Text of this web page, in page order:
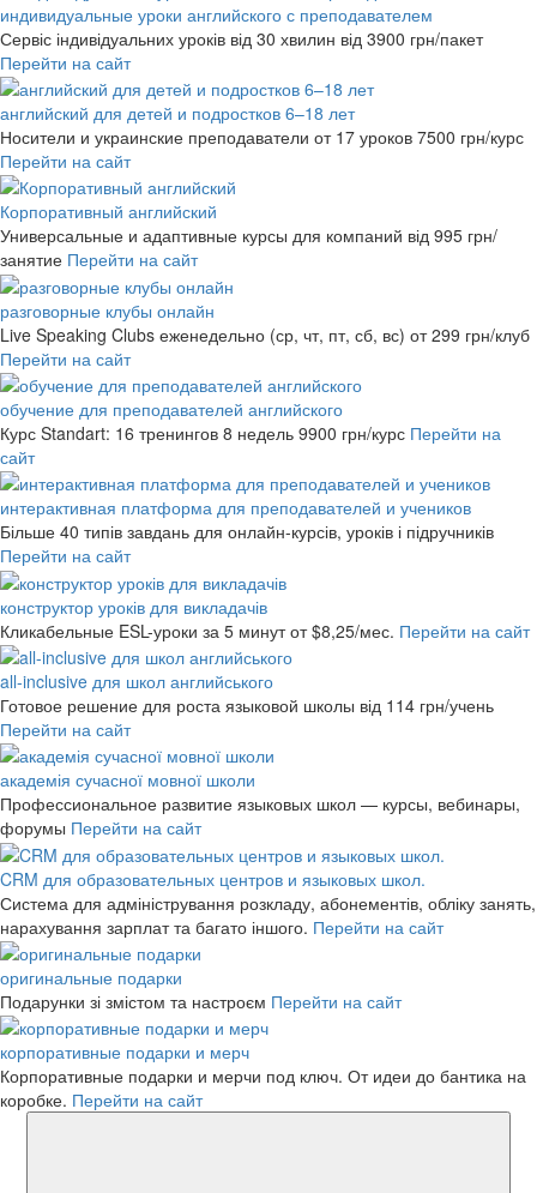
индивидуальные уроки английского с преподавателем
Сервіс індивідуальних уроків від 30 хвилин від 3900 грн/пакет
Перейти на сайт
английский для детей и подростков 6–18 лет
Носители и украинские преподаватели от 17 уроков 7500 грн/курс
Перейти на сайт
Корпоративный английский
Универсальные и адаптивные курсы для компаний від 995 грн/
занятие Перейти на сайт
разговорные клубы онлайн
Live Speaking Clubs еженедельно (ср, чт, пт, сб, вс) от 299 грн/клуб
Перейти на сайт
обучение для преподавателей английского
Курс Standart: 16 тренингов 8 недель 9900 грн/курс Перейти на
сайт
интерактивная платформа для преподавателей и учеников
Більше 40 типів завдань для онлайн-курсів, уроків і підручників
Перейти на сайт
конструктор уроків для викладачів
Кликабельные ESL-уроки за 5 минутот $8,25/мес. Перейти на сайт
all-inclusive для школ английського
Готовое решение для роста языковой школы від 114 грн/учень
Перейти на сайт
академія сучасної мовної школи
Профессиональное развитие языковых школ — курсы, вебинары,
форумы Перейти на сайт
CRM для образовательных центров и языковых школ.
Система для адміністрування розкладу, абонементів, обліку занять,
нарахування зарплат та багато іншого. Перейти на сайт
оригинальные подарки
Подарунки зі змістом та настроєм Перейти на сайт
корпоративные подарки и мерч
Корпоративные подарки и мерчи под ключ. От идеи до бантика на
коробке. Перейти на сайт